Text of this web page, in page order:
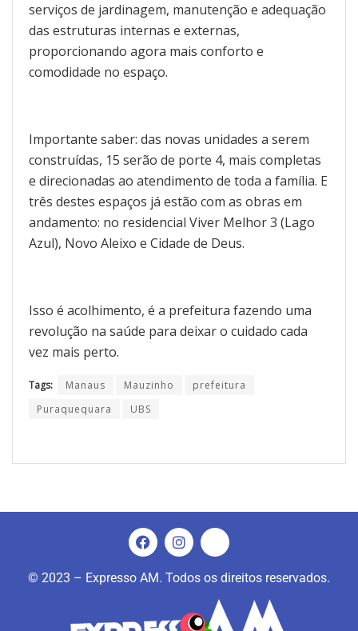
serviços de jardinagem, manutenção e adequação
das estruturas internas e externas,
proporcionando agora mais conforto e
comodidade no espaço.
Importante saber: das novas unidades a serem
construídas, 15 serão de porte 4, mais completas
e direcionadas ao atendimento de toda a família. E
três destes espaços já estão com as obras em
andamento: no residencial Viver Melhor 3 (Lago
Azul), Novo Aleixo e Cidade de Deus.
Isso é acolhimento, é a prefeitura fazendo uma
revolução na saúde para deixar o cuidado cada
vez mais perto.
Tags: Manaus Mauzinho
prefeitura
Puraquequara
UBS
© 2023 – Expresso AM. Todos os direitos reservados.